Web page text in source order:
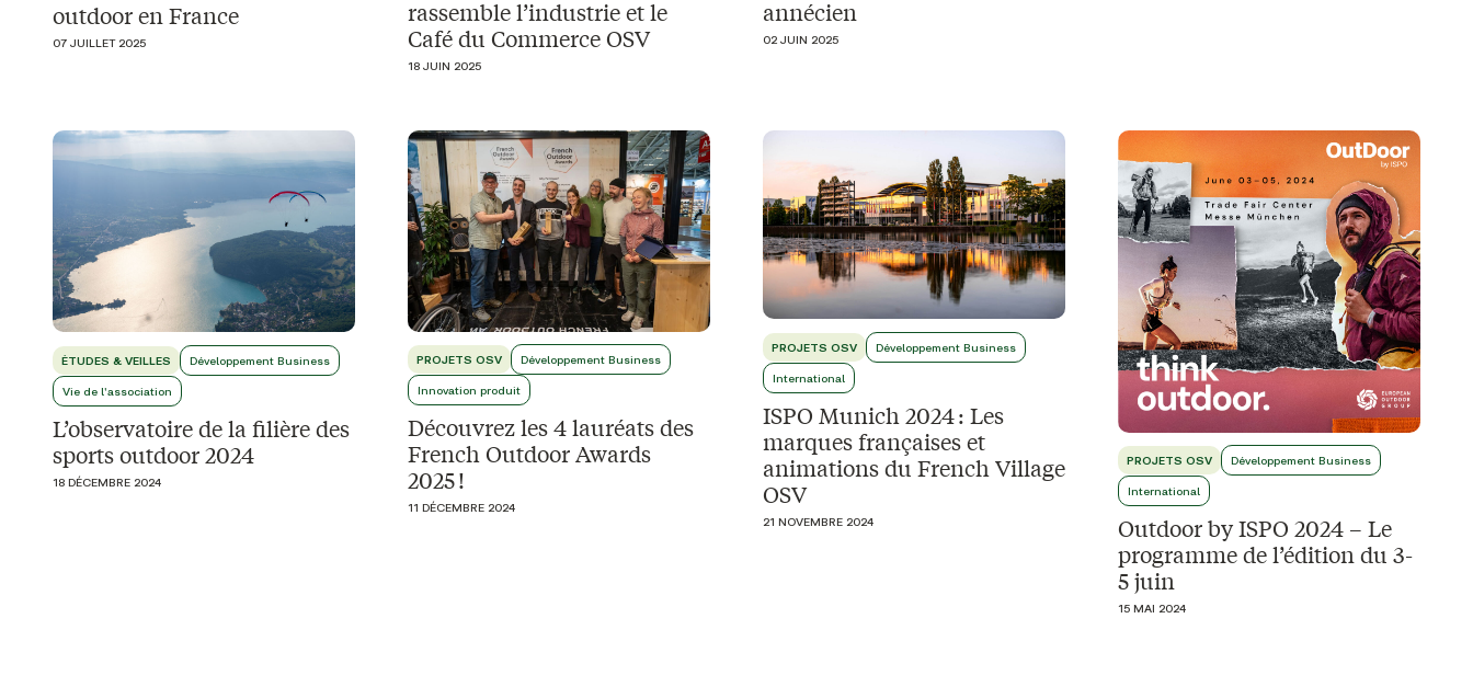
outdoor en France
07 JUILLET 2025
rassemble l’industrie et le
Café du Commerce OSV
18 JUIN 2025
annécien
02 JUIN 2025
ÉTUDES & VEILLES Développement Business
Vie de l'association
L’observatoire de la filière des
sports outdoor 2024
18 DÉCEMBRE 2024
PROJETS OSV Développement Business
Innovation produit
Découvrez les 4 lauréats des
French Outdoor Awards
2025 !
11 DÉCEMBRE 2024
PROJETS OSV Développement Business
International
ISPO Munich 2024 : Les
marques françaises et
animations du French Village
OSV
21 NOVEMBRE 2024
PROJETS OSV Développement Business
International
Outdoor by ISPO 2024 – Le
programme de l’édition du 3-
5 juin
15 MAI 2024